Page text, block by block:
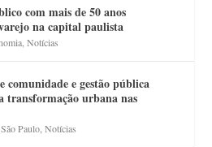
com mais de 50 anos
na capital paulista
,Notícias
comunidade e gestão pública
transformação urbana nas
Paulo ,Notícias